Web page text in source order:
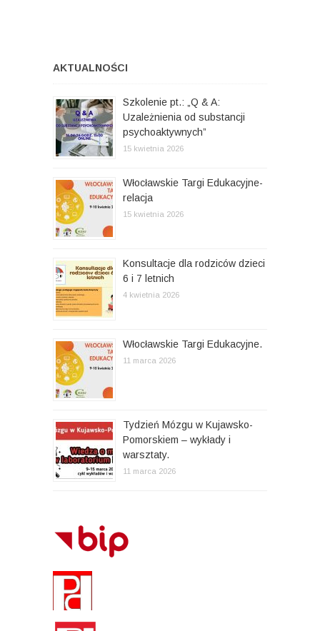
AKTUALNOŚCI
Szkolenie pt.: „Q & A:
Uzależnienia od substancji
psychoaktywnych”
15 kwietnia 2026
Włocławskie Targi Edukacyjne-
relacja
15 kwietnia 2026
Konsultacje dla rodziców dzieci
6 i 7 letnich
4 kwietnia 2026
Włocławskie Targi Edukacyjne.
11 marca 2026
Tydzień Mózgu w Kujawsko-
Pomorskiem – wykłady i
warsztaty.
11 marca 2026